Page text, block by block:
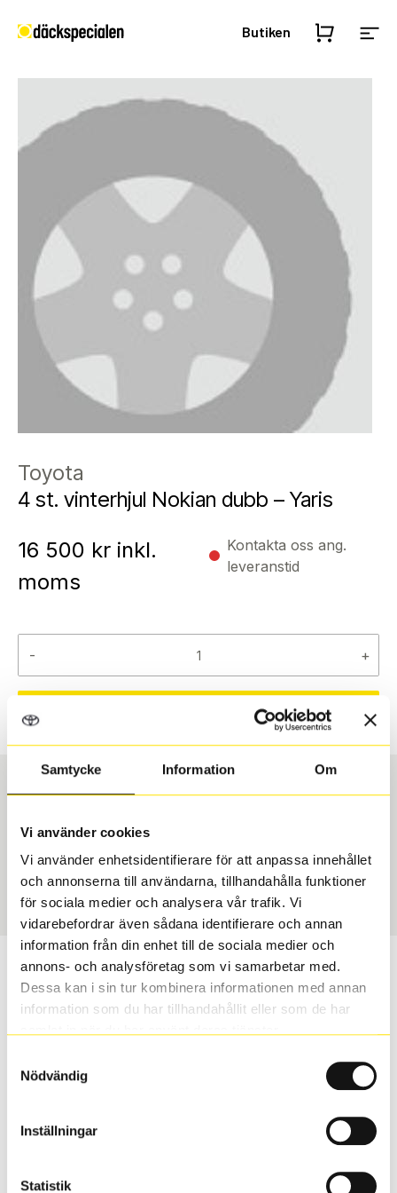
Samtycke Information Om
Vi använder cookies
Vi använder enhetsidentifierare för att anpassa innehållet
och annonserna till användarna, tillhandahålla funktioner
för sociala medier och analysera vår trafik. Vi
vidarebefordrar även sådana identifierare och annan
information från din enhet till de sociala medier och
annons- och analysföretag som vi samarbetar med.
Dessa kan i sin tur kombinera informationen med annan
information som du har tillhandahållit eller som de har
Nödvändig
Inställningar
Statistik
Butiken
Toyota
4 st. vinterhjul Nokian dubb – Yaris
16 500 kr inkl.
moms
Kontakta oss ang.
leveranstid
- +
Toyota Original – Däck &
65 9569
Vill du veta mer om Toyota original
vinterhjul?
säkerhet, kvalitet, passform och finish som bilens
original delar.